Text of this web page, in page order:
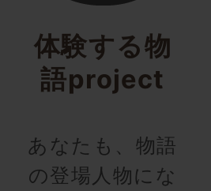
体験する物
語project
あなたも、物語
の登場人物にな